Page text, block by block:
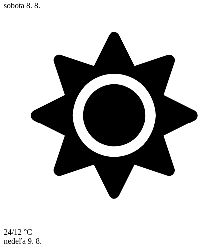
sobota 8. 8.
24/12 °C
nedeľa 9. 8.